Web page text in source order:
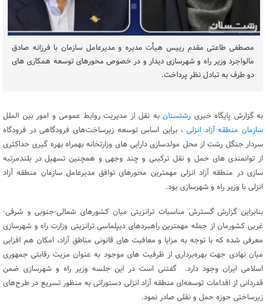
مصطفی طاعتی مقدم رییس هیأت مدیره و مدیرعامل سازمان با فرزانه صادق
مالواجرد وزیر راه و شهرسازی دیدار و در خصوص محورهای توسعه همکاری های
دو طرف به تبادل نظر پرداخت.
به گزارش پایگاه خبری رشتستان به نقل از مدیریت روابط عمومی و امور بین الملل
سازمان منطقه آزاد انزلی، براین اساس توسعه زیرساخت‌های فرودگاهی در فرودگاه
سردار جنگل رشت از محل مولدسازی دارایی های وزارتخانه بهمراه بهره گیری حداکثری
از توانمندی های حمل و نقل ترکیبی و چند وجهی و همچنین تسهیل در بلندمرتبه
سازی در منطقه آزاد انزلی مهمترین محورهای توافق مدیرعامل سازمان منطقه آزاد
انزلی با وزیر راه و شهرسازی بود.
بنابراین گزارش گسترش مناسبات ترانزیتی میان کشورهای شمالی-جنوبی و شرقی-
غربی کشورمان از جمله مهمترین راهبردهای دیپلماسی ترانزیتی وزارت راه و شهرسازی
معرفی شده که با توجه به مزایا و معافیت های قانونی مناطق آزاد، امکان هم افزایی
میان نهادی جهت بهره‌برداری از ظرفیت های موجود به عنوان مزیت رقابتی جمهوری
اسلامی ایران وجود دارد. گفتنی است در این جلسه وزیر راه و شهرسازی ضمن
قدردانی از اقدامات توسعه‌ای منطقه آزاد انزلی دستوراتی به منظور تسریع در طرح‌های
زیرساختی حوزه حمل و نقلی صادر نمود.